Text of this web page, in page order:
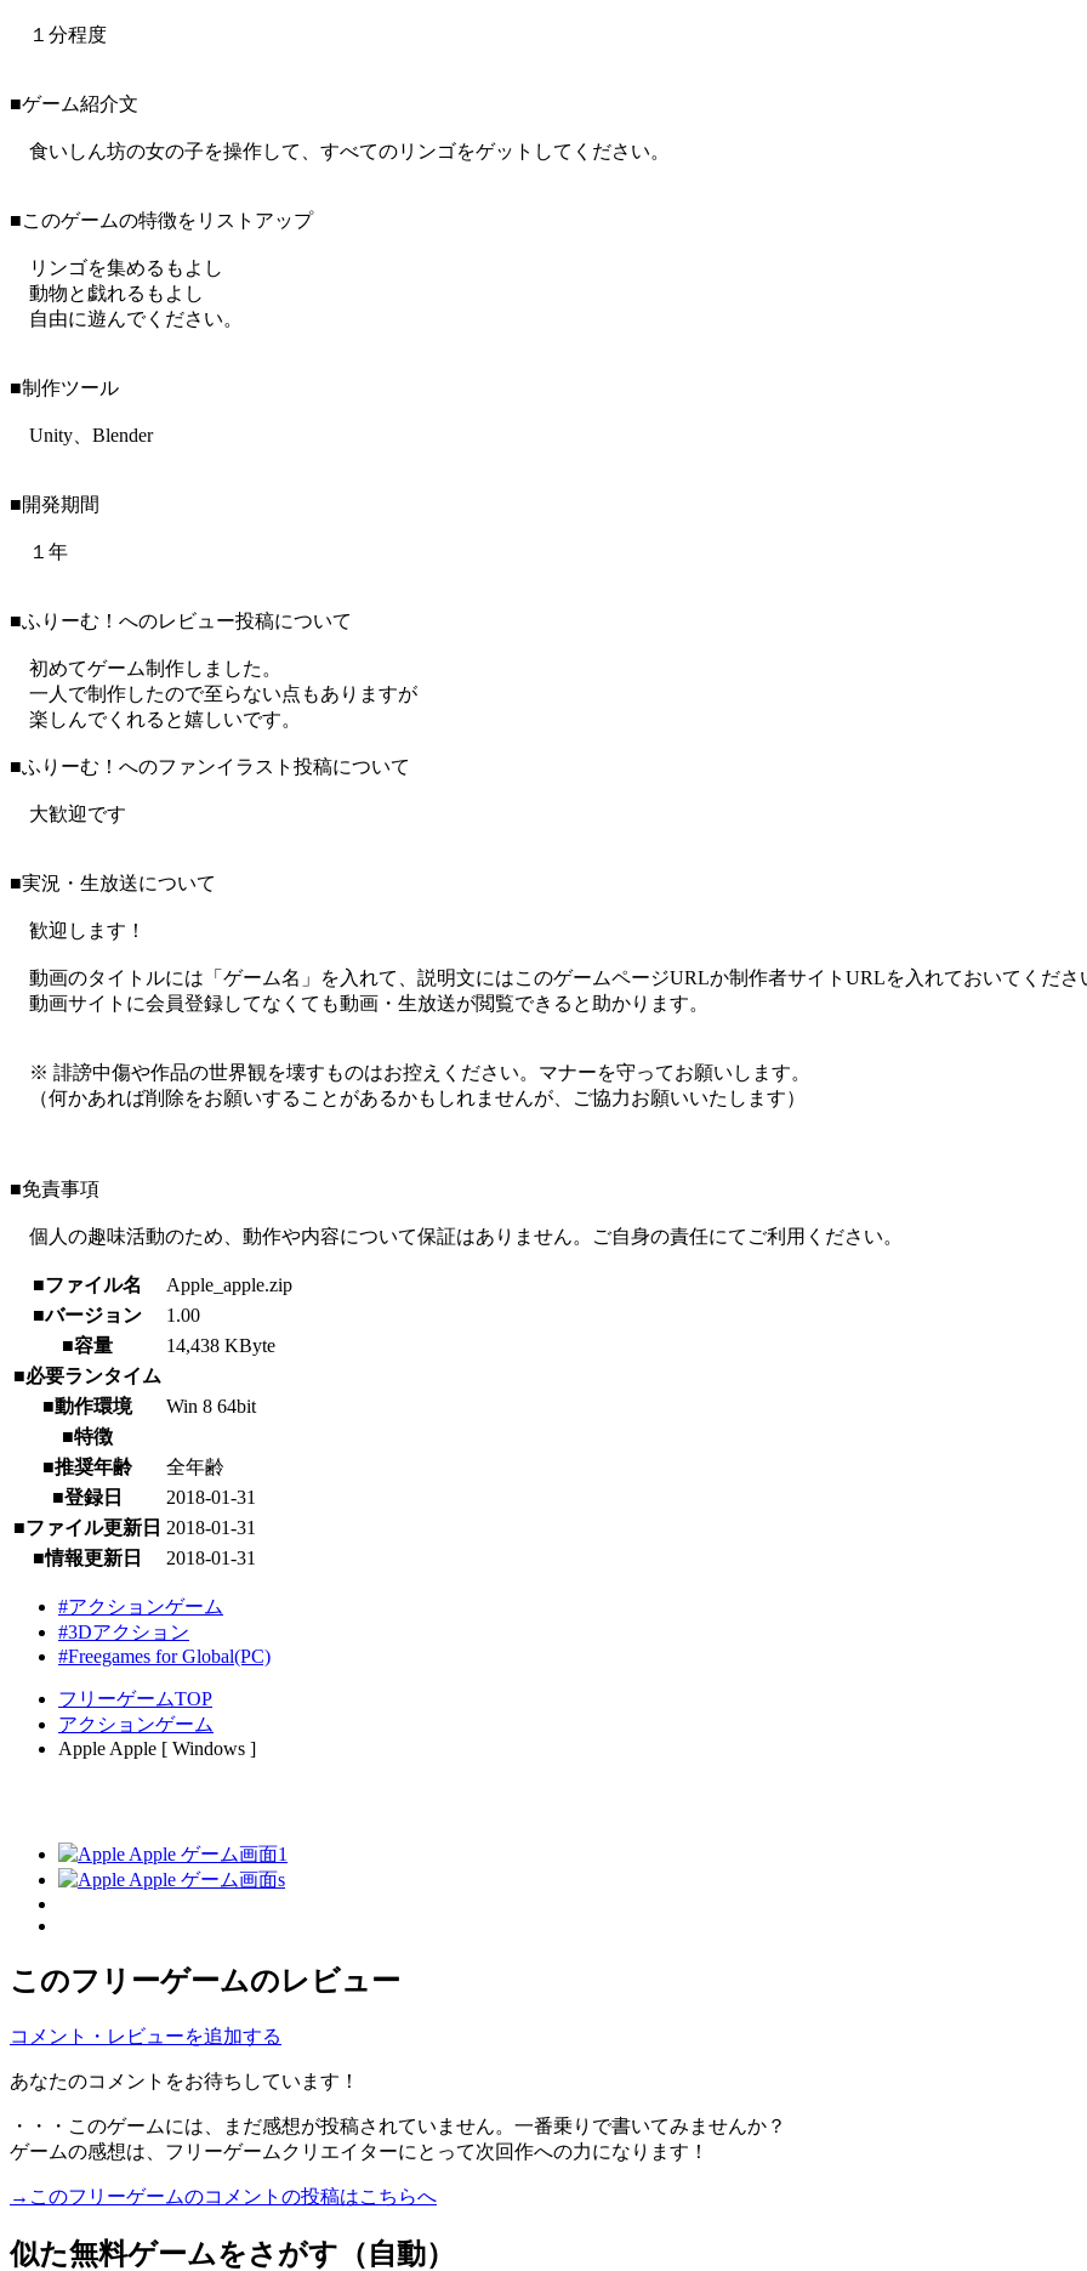
１分程度
■ゲーム紹介文
食いしん坊の女の子を操作して、すべてのリンゴをゲットしてください。
■このゲームの特徴をリストアップ
リンゴを集めるもよし
動物と戯れるもよし
自由に遊んでください。
■制作ツール
Unity、Blender
■開発期間
１年
■ふりーむ！へのレビュー投稿について
初めてゲーム制作しました。
一人で制作したので至らない点もありますが
楽しんでくれると嬉しいです。
■ふりーむ！へのファンイラスト投稿について
大歓迎です
■実況・生放送について
歓迎します！
動画のタイトルには「ゲーム名」を入れて、説明文にはこのゲームページURLか制作者サイトURLを入れておいてくださ
動画サイトに会員登録してなくても動画・生放送が閲覧できると助かります。
※ 誹謗中傷や作品の世界観を壊すものはお控えください。マナーを守ってお願いします。
（何かあれば削除をお願いすることがあるかもしれませんが、ご協力お願いいたします）
■免責事項
個人の趣味活動のため、動作や内容について保証はありません。ご自身の責任にてご利用ください。
■ファイル名
Apple_apple.zip
■バージョン
1.00
■容量
14,438 KByte
■必要ランタイム
■動作環境
Win 8 64bit
■特徴
■推奨年齢
全年齢
■登録日
2018-01-31
■ファイル更新日 2018-01-31
■情報更新日
2018-01-31
#アクションゲーム
#3Dアクション
#Freegames for Global(PC)
フリーゲームTOP
アクションゲーム
Apple Apple [ Windows ]
このフリーゲームのレビュー
コメント・レビューを追加する
あなたのコメントをお待ちしています！
・・・このゲームには、まだ感想が投稿されていません。一番乗りで書いてみませんか？
ゲームの感想は、フリーゲームクリエイターにとって次回作への力になります！
→このフリーゲームのコメントの投稿はこちらへ
似た無料ゲームをさがす（自動）